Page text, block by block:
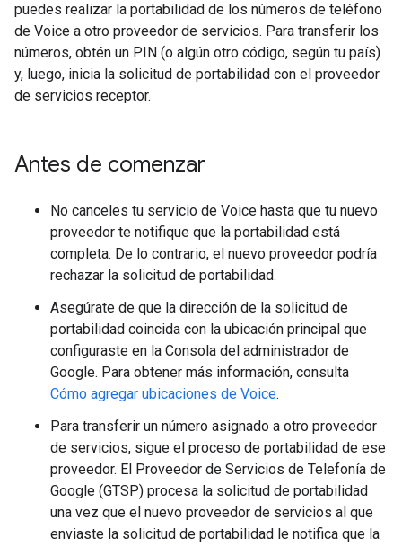
puedes realizar la portabilidad de los números de teléfono
de Voice a otro proveedor de servicios. Para transferir los
números, obtén un PIN (o algún otro código, según tu país)
y, luego, inicia la solicitud de portabilidad con el proveedor
de servicios receptor.
Antes de comenzar
No canceles tu servicio de Voice hasta que tu nuevo
proveedor te notifique que la portabilidad está
completa. De lo contrario, el nuevo proveedor podría
rechazar la solicitud de portabilidad.
Asegúrate de que la dirección de la solicitud de
portabilidad coincida con la ubicación principal que
configuraste en la Consola del administrador de
Google. Para obtener más información, consulta
Cómo agregar ubicaciones de Voice.
Para transferir un número asignado a otro proveedor
de servicios, sigue el proceso de portabilidad de ese
proveedor. El Proveedor de Servicios de Telefonía de
Google (GTSP) procesa la solicitud de portabilidad
una vez que el nuevo proveedor de servicios al que
enviaste la solicitud de portabilidad le notifica que la